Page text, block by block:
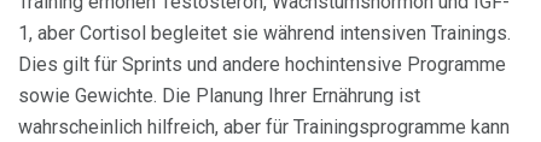
1, aber Cortisol begleitet sie während intensiven Trainings.
Dies gilt für Sprints und andere hochintensive Programme
sowie Gewichte. Die Planung Ihrer Ernährung ist
wahrscheinlich hilfreich, aber für Trainingsprogramme kann